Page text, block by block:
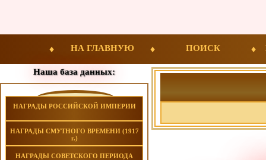
НА ГЛАВНУЮ ПОИСК
Наша база данных:
НАГРАДЫ РОССИЙСКОЙ ИМПЕРИИ
НАГРАДЫ СМУТНОГО ВРЕМЕНИ (1917
г.)
НАГРАДЫ СОВЕТСКОГО ПЕРИОДА